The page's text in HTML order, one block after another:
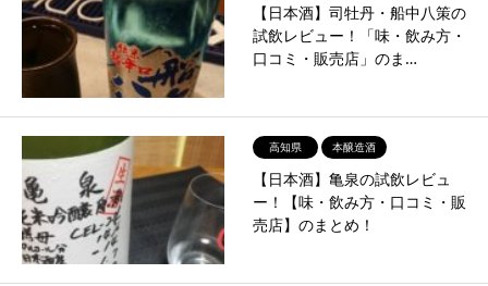
【日本酒】司牡丹・船中八策の
試飲レビュー！「味・飲み方・
口コミ・販売店」のま…
高知県 本醸造酒
【日本酒】亀泉の試飲レビュ
ー！【味・飲み方・口コミ・販
売店】のまとめ！